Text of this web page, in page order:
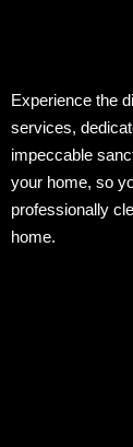
Experience the
services,
impeccable
your home, so
professionally
home.